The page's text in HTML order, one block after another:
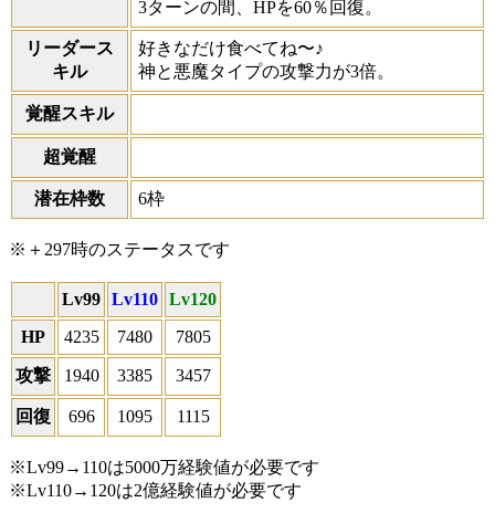
3ターンの間、HPを60％回復。
リーダース
キル
好きなだけ食べてね〜♪
神と悪魔タイプの攻撃力が3倍。
覚醒スキル
超覚醒
潜在枠数 6枠
※＋297時のステータスです
Lv99 Lv110 Lv120
HP
4235 7480 7805
攻撃 1940 3385 3457
回復 696 1095 1115
※Lv99→110は5000万経験値が必要です
※Lv110→120は2億経験値が必要です